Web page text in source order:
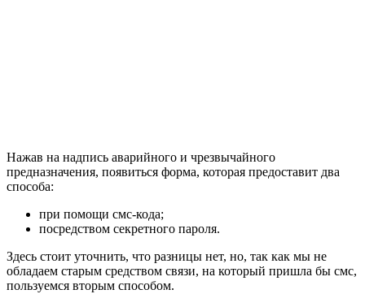
Нажав на надпись аварийного и чрезвычайного
предназначения, появиться форма, которая предоставит два
способа:
при помощи смс-кода;
посредством секретного пароля.
Здесь стоит уточнить, что разницы нет, но, так как мы не
обладаем старым средством связи, на который пришла бы смс,
пользуемся вторым способом.